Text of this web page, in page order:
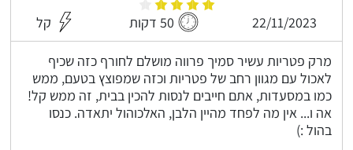
22/11/2023 50 דקות קל
מרק פטריות עשיר סמיך פרווה מושלם לחורף כזה שכיף
לאכול עם מגוון רחב של פטריות וכזה שמפוצץ בטעם, ממש
כמו במסעדות, אתם חייבים לנסות להכין בבית, זה ממש קל!
אה ו... אין מה לפחד מהיין הלבן, האלכוהול יתאדה. כנסו
בהול :)